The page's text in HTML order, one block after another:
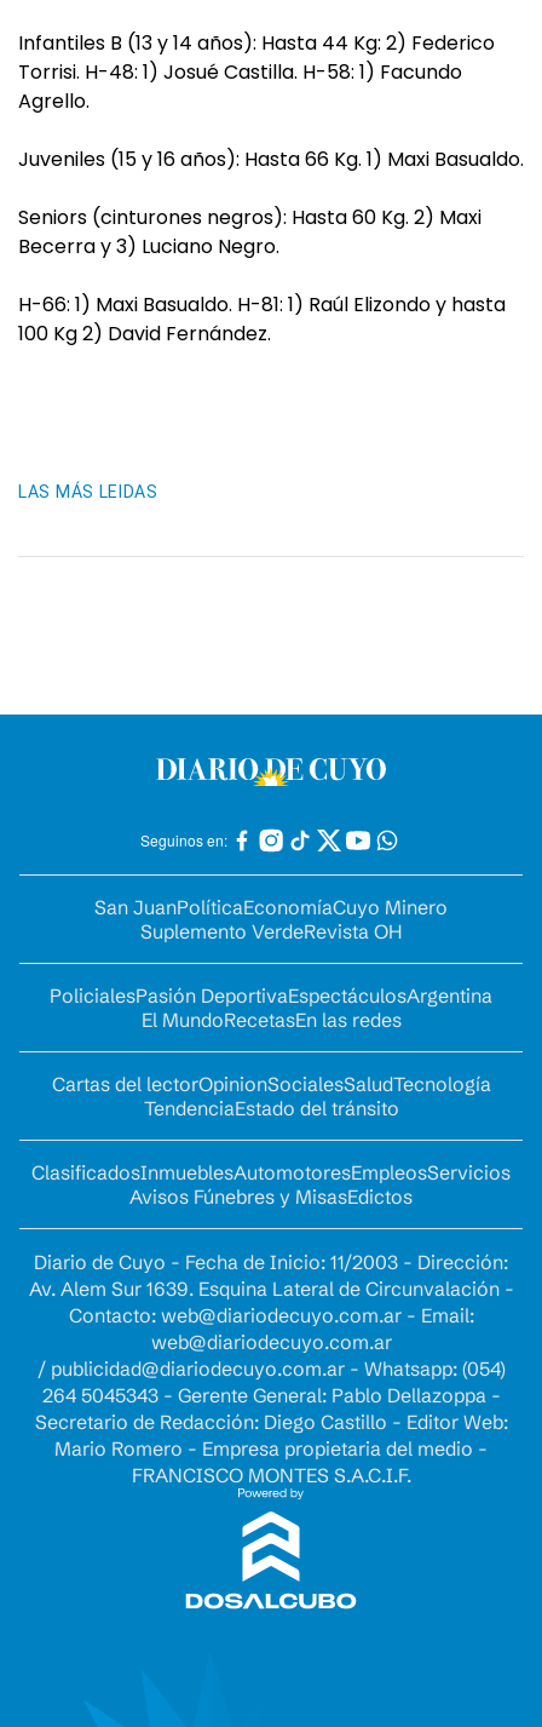
Infantiles B (13 y 14 años): Hasta 44 Kg: 2) Federico
Torrisi. H-48: 1) Josué Castilla. H-58: 1) Facundo
Agrello.
Juveniles (15 y 16 años): Hasta 66 Kg. 1) Maxi Basualdo.
Seniors (cinturones negros): Hasta 60 Kg. 2) Maxi
Becerra y 3) Luciano Negro.
H-66: 1) Maxi Basualdo. H-81: 1) Raúl Elizondo y hasta
100 Kg 2) David Fernández.
LAS MÁS LEIDAS
Seguinos en:
San JuanPolíticaEconomíaCuyo Minero
Suplemento VerdeRevista OH
PolicialesPasión DeportivaEspectáculosArgentina
El MundoRecetasEn las redes
Cartas del lectorOpinionSocialesSaludTecnología
TendenciaEstado del tránsito
ClasificadosInmueblesAutomotoresEmpleosServicios
Avisos Fúnebres y MisasEdictos
Diario de Cuyo - Fecha de Inicio: 11/2003 - Dirección:
Av. Alem Sur 1639. Esquina Lateral de Circunvalación -
Contacto: web@diariodecuyo.com.ar- Email:
web@diariodecuyo.com.ar
/ publicidad@diariodecuyo.com.ar- Whatsapp: (054)
264 5045343 - Gerente General: Pablo Dellazoppa -
Secretario de Redacción: Diego Castillo - Editor Web:
Mario Romero - Empresa propietaria del medio -
FRANCISCO MONTES S.A.C.I.F.